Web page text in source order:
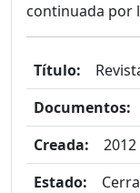
continuada por
Título:
Documentos:
Creada:
2012
Estado: